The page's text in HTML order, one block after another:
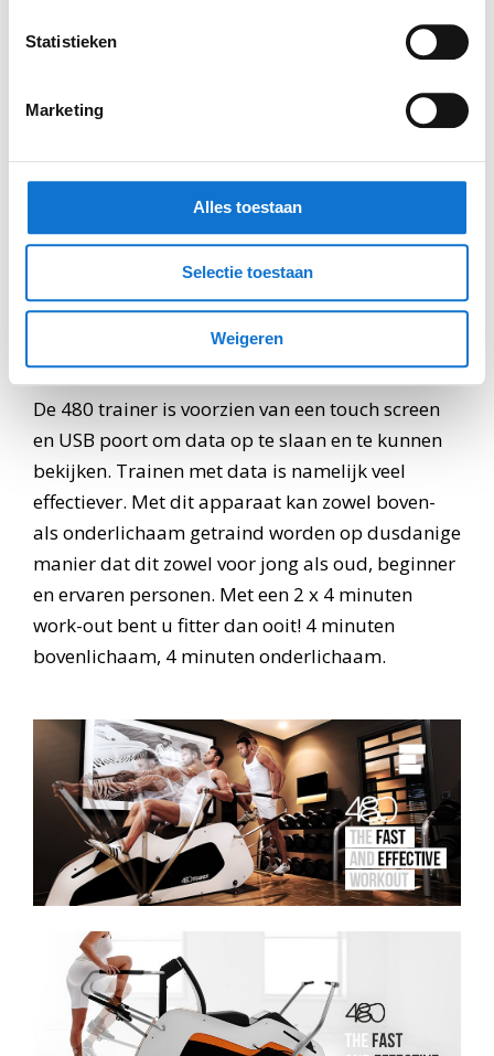
Statistieken
Marketing
Alles toestaan
Selectie toestaan
Weigeren
vaak voor, vanwege de constante spierspanning
wel eens spierpijn optreden omdat
Dat komt meestal voor bij een lichaamshouding
die uit balans is geraakt door een inactieve
levensstijl of een verkeerde houding. Door het
oprekken wordt dan de normale
lichaamshouding hersteld. Dus, die spierpijnen
lichaam ten goede komen.
De 480 trainer is voorzien van een touch screen
en USB poort om data op te slaan en te kunnen
bekijken. Trainen met data is namelijk veel
effectiever. Met dit apparaat kan zowel boven-
als onderlichaam getraind worden op dusdanige
manier dat dit zowel voor jong als oud, beginner
en ervaren personen. Met een 2 x 4 minuten
work-out bent u fitter dan ooit! 4 minuten
bovenlichaam, 4 minuten onderlichaam.